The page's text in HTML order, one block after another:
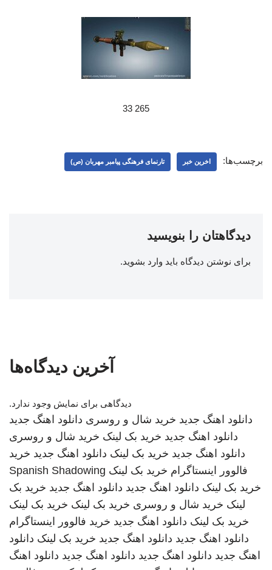
265 33
برچسب‌ها: اخرین خبر تارنمای فرهنگی پیامبر مهربان (ص)
دیدگاهتان را بنویسید
برای نوشتن دیدگاه باید وارد بشوید.
آخرین دیدگاه‌ها
دیدگاهی برای نمایش وجود ندارد.
دانلود اهنگ جدید خرید شال و روسری دانلود اهنگ جدید
دانلود اهنگ جدید خرید بک لینک خرید شال و روسری
دانلود اهنگ جدید خرید بک لینک دانلود اهنگ جدید خرید
فالوور اینستاگرام خرید بک لینک Spanish Shadowing
خرید بک لینک دانلود اهنگ جدید دانلود اهنگ جدید خرید بک
لینک خرید شال و روسری خرید بک لینک خرید بک لینک
خرید بک لینک دانلود اهنگ جدید خرید فالوور اینستاگرام
دانلود اهنگ جدید دانلود اهنگ جدید خرید بک لینک دانلود
اهنگ جدید دانلود اهنگ جدید دانلود اهنگ جدید دانلود اهنگ